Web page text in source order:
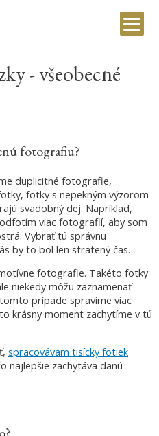
- všeobecné
fotografiu?
duplicitné fotografie,
fotky s nepekným výzorom
svadobný dej. Napríklad,
viac fotografií, aby som
Vybrať tú správnu
by to bol len stratený čas.
fotografie. Takéto fotky
niekedy môžu zaznamenať
prípade spravíme viac
krásny moment zachytíme v tú
spracovávam tisícky fotiek
najlepšie zachytáva danú